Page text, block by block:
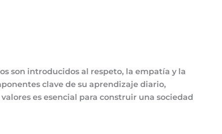
son introducidos al respeto, la empatía y la
clave de su aprendizaje diario,
es esencial para construir una sociedad